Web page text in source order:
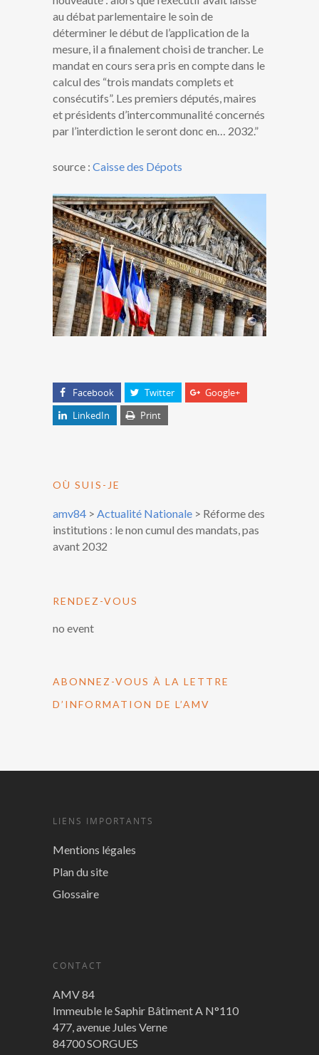
au débat parlementaire le soin de
déterminer le début de l’application de la
mesure, il a finalement choisi de trancher. Le
mandat en cours sera pris en compte dans le
calcul des “trois mandats complets et
consécutifs”. Les premiers députés, maires
et présidents d’intercommunalité concernés
par l’interdiction le seront donc en… 2032.”
source : Caisse des Dépots
Facebook Twitter
Google+
LinkedIn
Print
OÙ SUIS-JE
amv84 > Actualité Nationale > Réforme des
institutions : le non cumul des mandats, pas
avant 2032
RENDEZ-VOUS
no event
ABONNEZ-VOUS À LA LETTRE
D’INFORMATION DE L’AMV
LIENS IMPORTANTS
Mentions légales
Plan du site
Glossaire
CONTACT
AMV 84
Immeuble le Saphir Bâtiment A N°110
477, avenue Jules Verne
84700 SORGUES